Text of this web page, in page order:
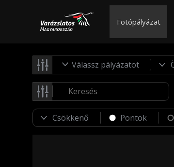
Fotópályázat
Válassz pályázatot
Pontok